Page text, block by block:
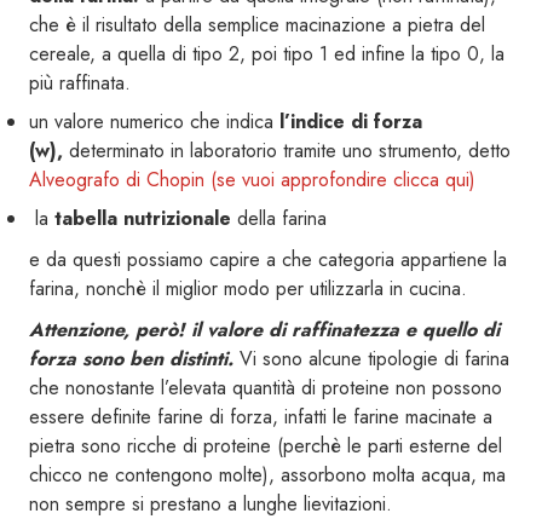
che è il risultato della semplice macinazione a pietra del
cereale, a quella di tipo 2, poi tipo 1 ed infine la tipo 0, la
più raffinata.
un valore numerico che indica l’indice di forza
(w), determinato in laboratorio tramite uno strumento, detto
Alveografo di Chopin (se vuoi approfondire clicca qui)
la tabella nutrizionale della farina
e da questi possiamo capire a che categoria appartiene la
farina, nonchè il miglior modo per utilizzarla in cucina.
Attenzione, però! il valore di raffinatezza e quello di
forza sono ben distinti. Vi sono alcune tipologie di farina
che nonostante l’elevata quantità di proteine non possono
essere definite farine di forza, infatti le farine macinate a
pietra sono ricche di proteine (perchè le parti esterne del
chicco ne contengono molte), assorbono molta acqua, ma
non sempre si prestano a lunghe lievitazioni.